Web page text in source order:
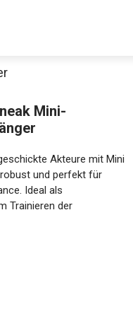
Mini-
Akteure mit
robust und perfekt für
Ideal als
Trainieren der